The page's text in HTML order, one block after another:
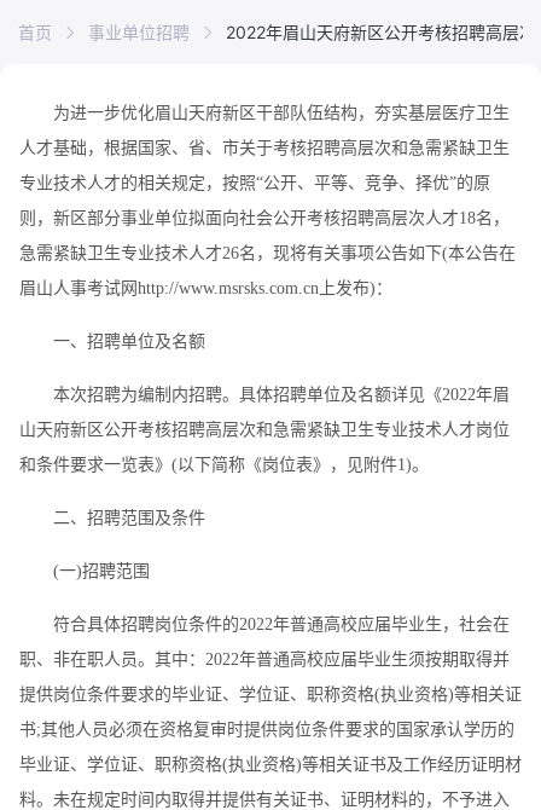
首页 事业单位招聘 2022年眉山天府新区公开考核招聘高层
为进一步优化眉山天府新区干部队伍结构，夯实基层医疗卫生
人才基础，根据国家、省、市关于考核招聘高层次和急需紧缺卫生
专业技术人才的相关规定，按照“公开、平等、竞争、择优”的原
则，新区部分事业单位拟面向社会公开考核招聘高层次人才18名，
急需紧缺卫生专业技术人才26名，现将有关事项公告如下(本公告在
眉山人事考试网http://www.msrsks.com.cn上发布)：
一、招聘单位及名额
本次招聘为编制内招聘。具体招聘单位及名额详见《2022年眉
山天府新区公开考核招聘高层次和急需紧缺卫生专业技术人才岗位
和条件要求一览表》(以下简称《岗位表》，见附件1)。
二、招聘范围及条件
(一)招聘范围
符合具体招聘岗位条件的2022年普通高校应届毕业生，社会在
职、非在职人员。其中：2022年普通高校应届毕业生须按期取得并
提供岗位条件要求的毕业证、学位证、职称资格(执业资格)等相关证
书;其他人员必须在资格复审时提供岗位条件要求的国家承认学历的
毕业证、学位证、职称资格(执业资格)等相关证书及工作经历证明材
料。未在规定时间内取得并提供有关证书、证明材料的，不予进入